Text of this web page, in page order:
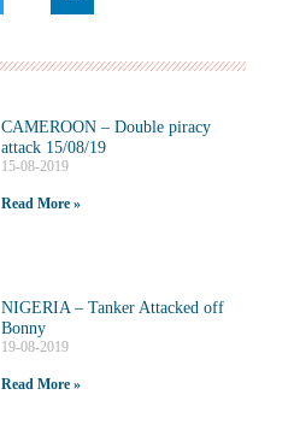
CAMEROON – Double piracy
attack 15/08/19
15-08-2019
Read More »
NIGERIA – Tanker Attacked off
Bonny
19-08-2019
Read More »